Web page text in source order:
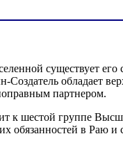
существует
Создатель обладает
партнером.
шестой группе
в Раю и